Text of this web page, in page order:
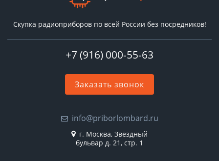
Скупка радиоприборов по всей России без посредников!
+7 (916) 000-55-63
Заказать звонок
info@priborlombard.ru
г. Москва, Звёздный
бульвар д. 21, стр. 1